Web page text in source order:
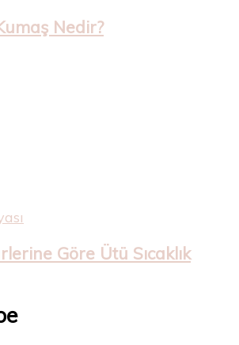
Nedir?
Göre Ütü Sıcaklık